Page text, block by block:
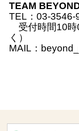
TEAM
TEL：03-3546-
受付時間10時
く）
MAIL：